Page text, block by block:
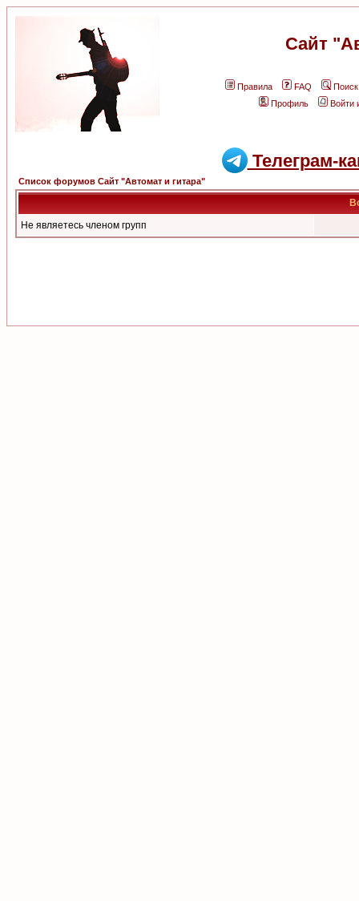
Сайт
Правила FAQ
Поиск
Профиль
Войти
Телеграм-
Список форумов Сайт "Автомат и гитара"
Не являетесь членом групп